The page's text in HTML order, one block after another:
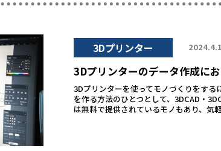
3Dプリンター
3Dプリンターのデータ作成に
3Dプリンターを使ってモノづくりをす
を作る方法のひとつとして、3DCAD・
は無料で提供されているモノもあり、